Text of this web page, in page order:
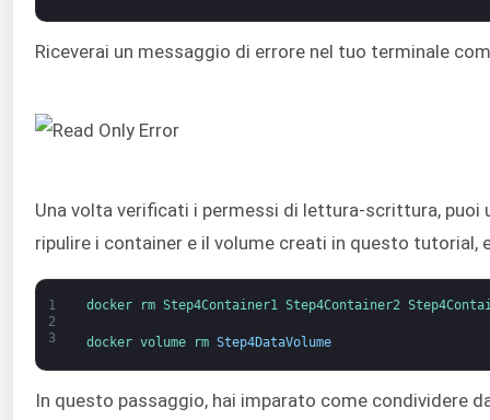
Riceverai un messaggio di errore nel tuo terminale
Una volta verificati i permessi di lettura-scrittura, puoi
ripulire i container e il volume creati in questo tutorial,
1
2
3
docker rm Step4Container1 Step4Container2
docker volume rm Step4DataVolume
In questo passaggio, hai imparato come condividere